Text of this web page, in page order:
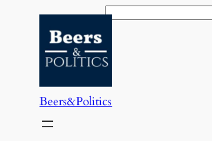
contenido
Buscar
Beers&Politics